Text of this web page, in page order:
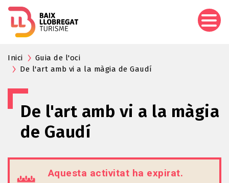
Inici
Guia de l'oci
De l'art amb vi a la màgia de Gaudí
De l'art amb vi a la màgia
de Gaudí
Aquesta activitat ha expirat.